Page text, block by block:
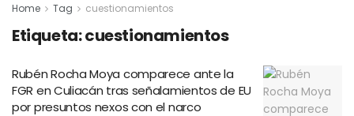
Home Tag cuestionamientos
Etiqueta:cuestionamientos
Rubén Rocha Moya comparece ante la
FGR en Culiacán tras señalamientos de EU
por presuntos nexos con el narco